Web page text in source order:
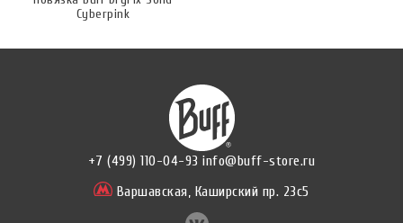
Cyberpink
+7 (499) 110-04-93 info@buff-store.ru
Варшавская, Каширский пр. 23с5